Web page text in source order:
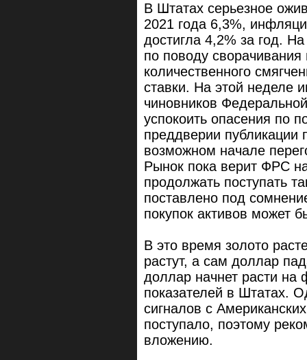
В Штатах серьезное
2021 года 6,3%,
достигла 4,2% за год.
по поводу
количественного
ставки. На этой неделе
чиновников
успокоить опасения по
преддверии публикации
возможном начале
Рынок пока верит ФРС
продолжать поступать
поставлено под
покупок активов может
В это время золото
растут, а сам доллар
доллар начнет расти на
показателей в Штатах.
сигналов с
поступало, поэтому
вложению.